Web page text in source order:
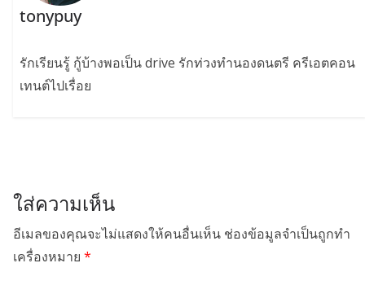
tonypuy
รักเรียนรู้ กู้บ้างพอเป็น drive รักท่วงทำนองดนตรี ครีเอตคอน
เทนต์ไปเรื่อย
ใส่ความเห็น
อีเมลของคุณจะไม่แสดงให้คนอื่นเห็น ช่องข้อมูลจำเป็นถูกทำ
เครื่องหมาย *